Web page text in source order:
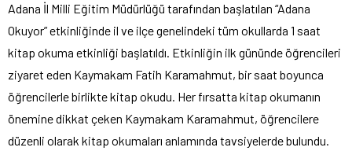
Adana İl Milli Eğitim Müdürlüğü tarafından başlatılan “Adana
Okuyor” etkinliğinde il ve ilçe genelindeki tüm okullarda 1 saat
kitap okuma etkinliği başlatıldı. Etkinliğin ilk gününde öğrencileri
ziyaret eden Kaymakam Fatih Karamahmut, bir saat boyunca
öğrencilerle birlikte kitap okudu. Her fırsatta kitap okumanın
önemine dikkat çeken Kaymakam Karamahmut, öğrencilere
düzenli olarak kitap okumaları anlamında tavsiyelerde bulundu.